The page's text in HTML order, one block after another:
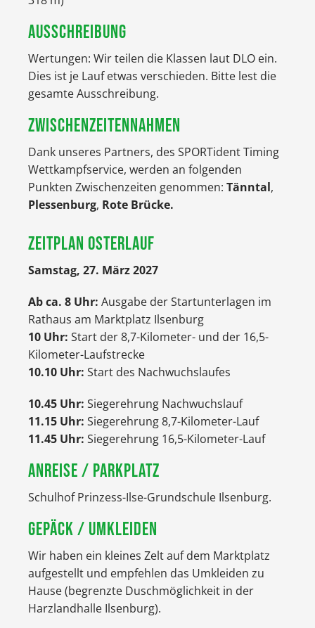
AUSSCHREIBUNG
Wertungen: Wir teilen die Klassen laut DLO ein.
Dies ist je Lauf etwas verschieden. Bitte lest die
gesamte Ausschreibung.
ZWISCHENZEITENNAHMEN
Dank unseres Partners, des SPORTident Timing
Wettkampfservice, werden an folgenden
Punkten Zwischenzeiten genommen: Tänntal,
Plessenburg, Rote Brücke.
ZEITPLAN OSTERLAUF
Samstag, 27. März 2027
Ab ca. 8 Uhr: Ausgabe der Startunterlagen im
Rathaus am Marktplatz Ilsenburg
10 Uhr: Start der 8,7-Kilometer- und der 16,5-
Kilometer-Laufstrecke
10.10 Uhr: Start des Nachwuchslaufes
10.45 Uhr: Siegerehrung Nachwuchslauf
11.15 Uhr: Siegerehrung 8,7-Kilometer-Lauf
11.45 Uhr: Siegerehrung 16,5-Kilometer-Lauf
ANREISE / PARKPLATZ
Schulhof Prinzess-Ilse-Grundschule Ilsenburg.
GEPÄCK / UMKLEIDEN
Wir haben ein kleines Zelt auf dem Marktplatz
aufgestellt und empfehlen das Umkleiden zu
Hause (begrenzte Duschmöglichkeit in der
Harzlandhalle Ilsenburg).